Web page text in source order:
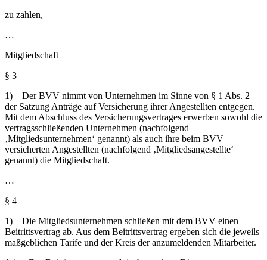
zu zahlen,
…
Mitgliedschaft
§ 3
1) Der BVV nimmt von Unternehmen im Sinne von § 1 Abs. 2
der Satzung Anträge auf Versicherung ihrer Angestellten entgegen.
Mit dem Abschluss des Versicherungsvertrages erwerben sowohl die
vertragsschließenden Unternehmen (nachfolgend
‚Mitgliedsunternehmen‘ genannt) als auch ihre beim BVV
versicherten Angestellten (nachfolgend ‚Mitgliedsangestellte‘
genannt) die Mitgliedschaft.
…
§ 4
1) Die Mitgliedsunternehmen schließen mit dem BVV einen
Beitrittsvertrag ab. Aus dem Beitrittsvertrag ergeben sich die jeweils
maßgeblichen Tarife und der Kreis der anzumeldenden Mitarbeiter.